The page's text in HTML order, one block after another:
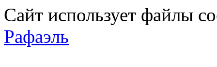
Сайт использует файлы
Рафаэль